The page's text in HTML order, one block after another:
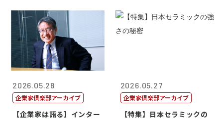
2026.05.28
企業家倶楽部アーカイブ
【企業家は語る】インター
2026.05.27
企業家倶楽部アーカイブ
【特集】日本セラミックの